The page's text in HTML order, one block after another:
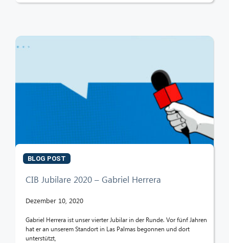
BLOG POST
CIB Jubilare 2020 – Gabriel Herrera
Dezember 10, 2020
Gabriel Herrera ist unser vierter Jubilar in der Runde. Vor fünf Jahren
hat er an unserem Standort in Las Palmas begonnen und dort
unterstützt,
Hallo! Was kann ich für Sie tun?